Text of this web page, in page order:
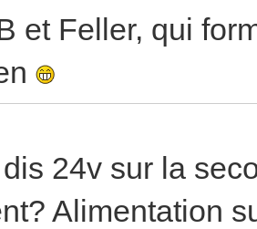
et Feller, qui
24v sur la
Alimentation